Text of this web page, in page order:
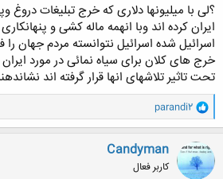
؟لی با میلیونها دلاری که خرج تبلیغات دروغ
ایران کرده اند وبا انهمه ماله کشی و
اسرائیل شده اسرائیل نتوانسته مردم جهان
خرج های کلان برای سیاه نمائی در مورد
تحت تاثیر تلاشهای انها قرار گرفته اند
و
ا
ک
ن
ش
ه
parandi2
Candyman
کاربر فعال